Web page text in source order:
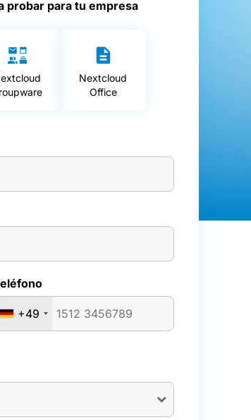
probar para tu empresa
Nextcloud
Office
+49